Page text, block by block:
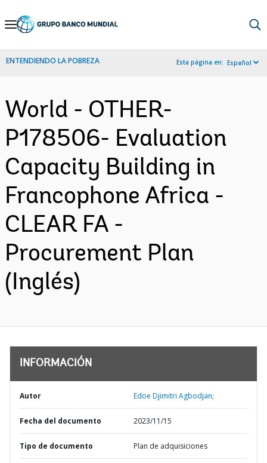
Skip
Navigation
ENTENDIENDO LA POBREZA Esta página en: Español
World - OTHER-
P178506- Evaluation
Capacity Building in
Francophone Africa -
CLEAR FA -
Procurement Plan
(Inglés)
INFORMACIÓN
Autor Edoe Djimitri Agbodjan;
Fecha del documento 2023/11/15
Tipo de documento Plan de adquisiciones